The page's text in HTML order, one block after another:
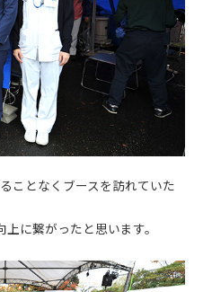
ことなくブースを訪れていた
に繋がったと思います。